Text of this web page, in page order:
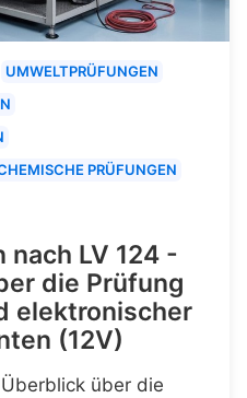
UMWELTPRÜFUNGEN
PRÜFUNGEN
LV 124 -
die Prüfung
elektronischer
(12V)
über die